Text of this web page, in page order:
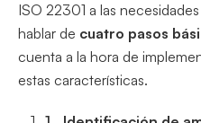
ISO 22301 a las
hablar de cuatro pasos
cuenta a la hora de
estas características.